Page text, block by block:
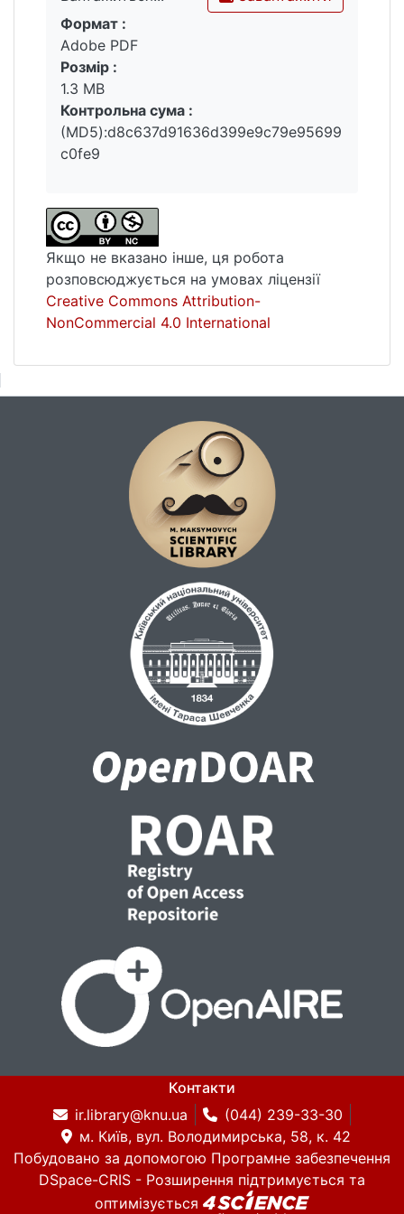
Вантажиться...
Формат :
Adobe PDF
Розмір :
1.3 MB
Контрольна сума :
(MD5):d8c637d91636d399e9c79e95699
c0fe9
Якщо не вказано інше, ця робота
розповсюджується на умовах ліцензії
Creative Commons Attribution-
NonCommercial 4.0 International
Контакти
ir.library@knu.ua
(044) 239-33-30
м. Київ, вул. Володимирська, 58, к. 42
Побудовано за допомогою Програмне забезпечення
DSpace-CRIS - Розширення підтримується та
оптимізується